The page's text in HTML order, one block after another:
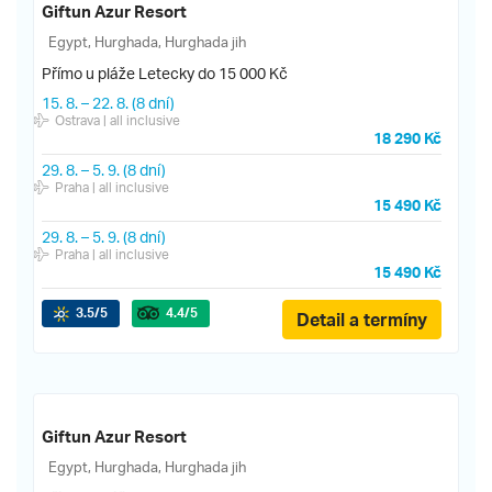
Giftun Azur Resort
Egypt, Hurghada, Hurghada jih
Přímo u pláže Letecky do 15 000 Kč
15. 8.– 22. 8.(8 dní)
Ostrava| all inclusive
18 290 Kč
29. 8.– 5. 9.(8 dní)
Praha| all inclusive
15 490 Kč
29. 8.– 5. 9.(8 dní)
Praha| all inclusive
15 490 Kč
3.5/5 4.4/5 Detail a termíny
Giftun Azur Resort
Egypt, Hurghada, Hurghada jih